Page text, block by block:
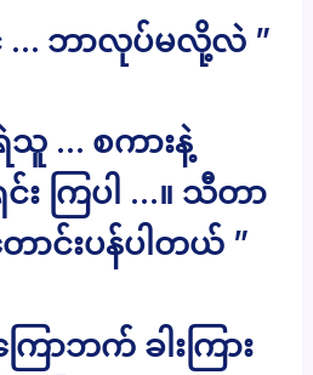
… ဘာလုပ်မလို့လဲ ”
သူ … စကားနဲ့
င်း ကြပါ …။ သီတာ
ာင်းပန်ပါတယ် ”
ောဘက် ခါးကြား